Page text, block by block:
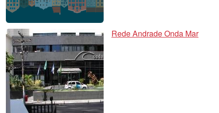
Rede Andrade Onda Mar